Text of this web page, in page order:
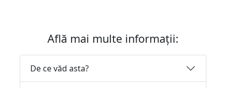
Află mai multe informații:
De ce văd asta?